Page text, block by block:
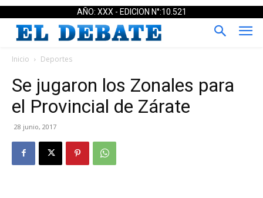
AÑO: XXX - EDICION N°:10.521
Inicio Deportes
Se jugaron los Zonales para
el Provincial de Zárate
28 junio, 2017